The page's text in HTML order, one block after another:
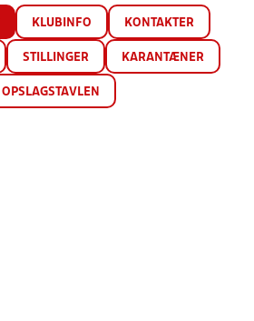
KLUBINFO KONTAKTER
STILLINGER KARANTÆNER
OPSLAGSTAVLEN